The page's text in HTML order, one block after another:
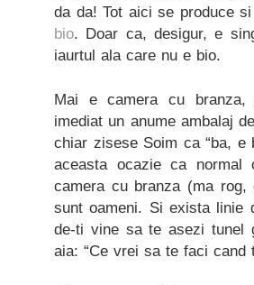
da da! Tot aici se produce
bio. Doar ca, desigur, e
iaurtul ala care nu e bio.
Mai e camera cu branza,
imediat un anume ambalaj
chiar zisese Soim ca “ba, e
aceasta ocazie ca
camera cu branza (ma
sunt oameni. Si exista linie
de-ti vine sa te asezi tunel
aia: “Ce vrei sa te faci cand